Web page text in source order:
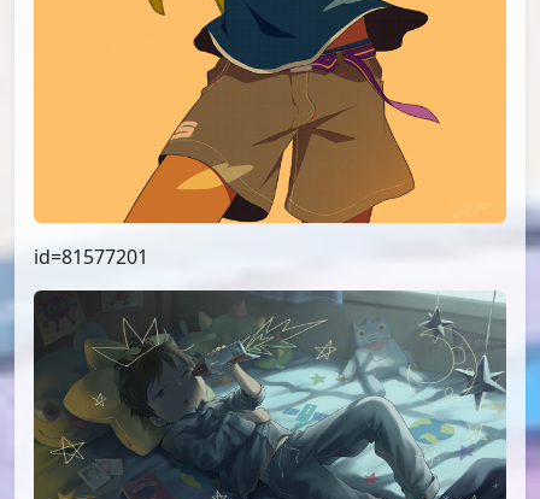
id=81577201